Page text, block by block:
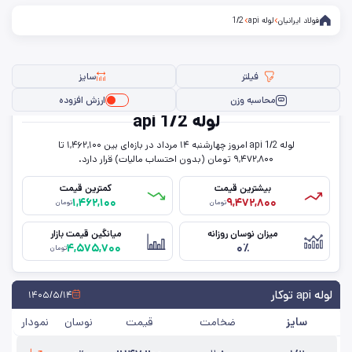
فولاد ایرانیان لوله api 1/2
سایز
ضخامت
فیلتر
سایز
محاسبه وزن
ارزش افزوده
لوله api 1/2
لوله api 1/2 امروز چهار‌شنبه ۱۴ مرداد در بازه‌ای بین ۱,۴۶۲,۱۰۰ تا
۹,۴۷۲,۸۰۰ تومان (بدون احتساب مالیات) قرار دارد.
بیشترین قیمت
۹,۴۷۲,۸۰۰تومان
کمترین قیمت
۱,۴۶۲,۱۰۰تومان
میزان نوسان روزانه
۰٪
میانگین قیمت بازار
۴,۵۷۵,۷۰۰تومان
لوله api توکار ۱۴۰۵/۵/۱۴
سایز ضخامت قیمت نوسان نمودار